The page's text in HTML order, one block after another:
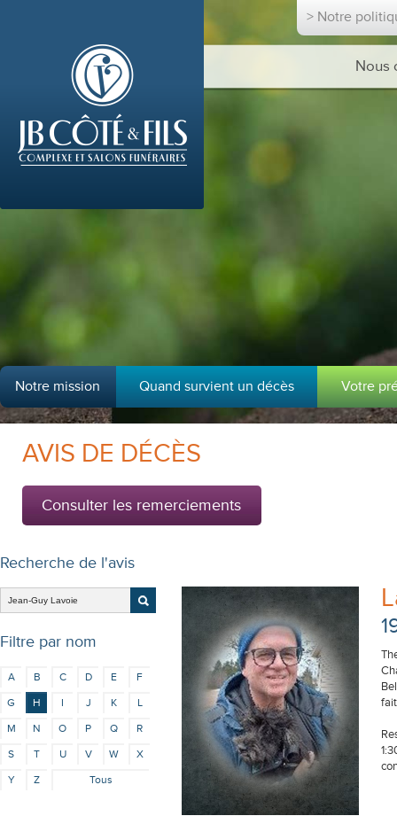
> Notre
Nous
Notre mission Quand survient un décès Votre
AVIS DE DÉCÈS
Consulter les remerciements
Recherche de l'avis
Filtre par nom
A B C D E
F
G
H I J K
L
M
N O P Q
R
S
T U V W
X
Y
Z Tous